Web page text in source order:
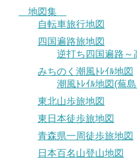
地図集
自転車旅行地図
四国遍路旅地図
逆打ち四国遍路～
みちのく潮風ﾄﾚｲﾙ地図
潮風ﾄﾚｲﾙ地図(蕪
東北山歩旅地図
東日本徒歩旅地図
青森県一周徒歩旅地図
日本百名山登山地図